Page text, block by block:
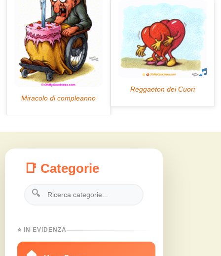
📑 Categorie
🔍
⭐ IN EVIDENZA